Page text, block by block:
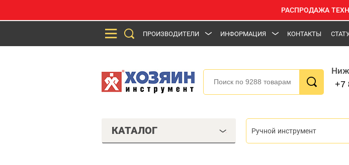
РАСПРОДАЖА
ПРОИЗВОДИТЕЛИ ИНФОРМАЦИЯ КОНТАКТЫ
+7
КАТАЛОГ Ручной инструмент